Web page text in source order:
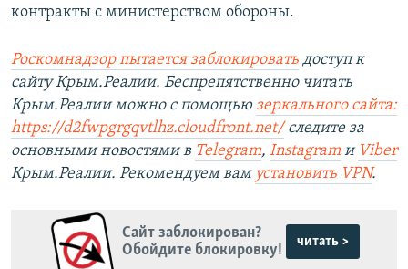
контракты с министерством обороны.
Роскомнадзор пытается заблокировать доступ к
сайту Крым.Реалии. Беспрепятственно читать
Крым.Реалии можно с помощью зеркального сайта:
https://d2fwpgrgqvtlhz.cloudfront.net/следите за
основными новостями в Telegram, Instagram и Viber
Крым.Реалии. Рекомендуем вам установить VPN.
Сайт заблокирован?
Обойдите блокировку!
читать >